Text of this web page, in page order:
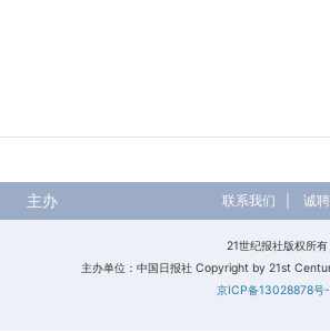
主办 联系我们 诚
21世纪报社版权所
主办单位：中国日报社 Copyright by 21st
京ICP备13028878号